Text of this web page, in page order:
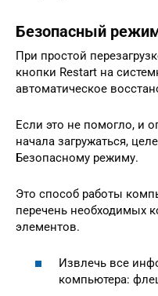
Безопасный
При простой
кнопки Restart на
автоматическое
Если это не помогло, и
начала загружаться,
Безопасному режиму.
Это способ работы
перечень необходимых
элементов.
Извлечь все
компьютера: